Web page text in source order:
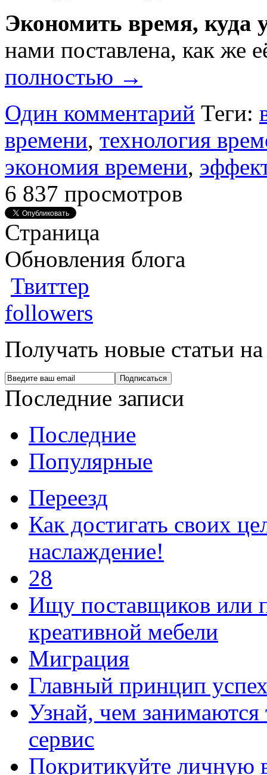
Экономить время, куда
нами поставлена, как же
полностью →
Один комментарий Теги:
времени, технология
экономия времени,
6 837 просмотров
Страница
Обновления блога
Твиттер
followers
Получать новые статьи
Последние записи
Последние
Популярные
Переезд
Как достигать своих
наслаждение!
28
Ищу поставщиков или
креативной мебели
Миграция
Главный принцип
Узнай, чем
сервис
Покритикуйте личную